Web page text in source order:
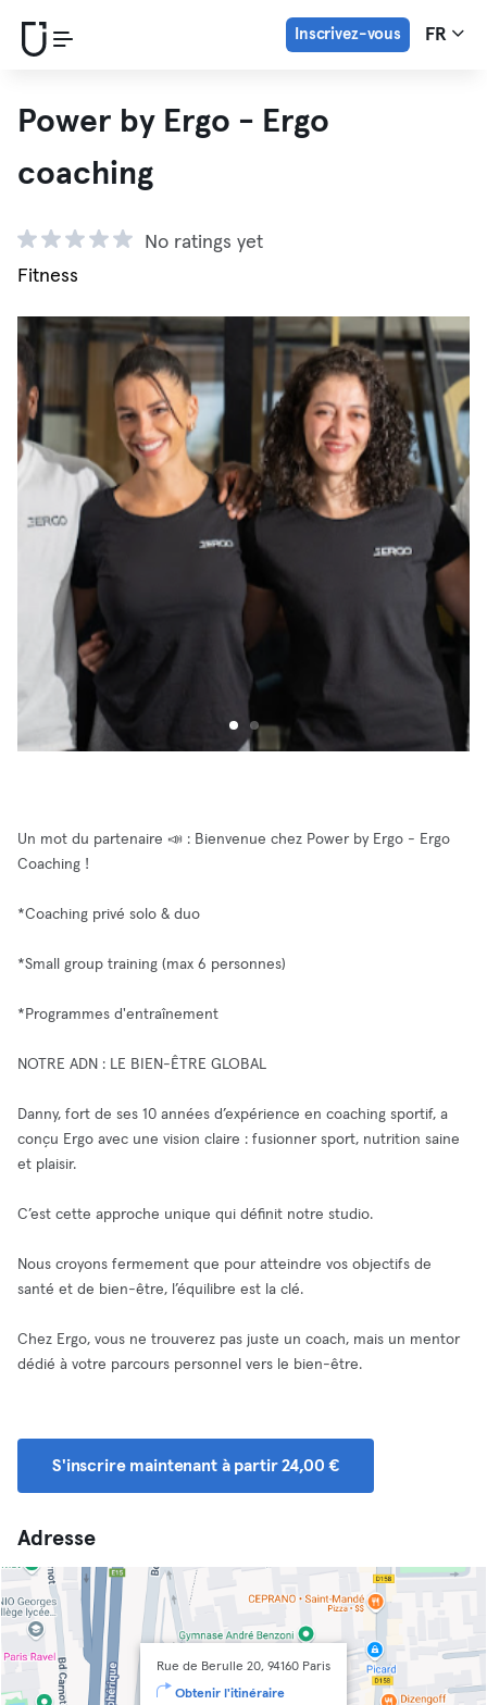
Inscrivez-vous FR
Power by Ergo - Ergo
coaching
No ratings yet
Fitness
Un mot du partenaire 📣 : Bienvenue chez Power by Ergo - Ergo
Coaching !
*Coaching privé solo & duo
*Small group training (max 6 personnes)
*Programmes d'entraînement
NOTRE ADN : LE BIEN-ÊTRE GLOBAL
Danny, fort de ses 10 années d’expérience en coaching sportif, a
conçu Ergo avec une vision claire : fusionner sport, nutrition saine
et plaisir.
C’est cette approche unique qui définit notre studio.
Nous croyons fermement que pour atteindre vos objectifs de
santé et de bien-être, l’équilibre est la clé.
Chez Ergo, vous ne trouverez pas juste un coach, mais un mentor
dédié à votre parcours personnel vers le bien-être.
S'inscrire maintenant à partir 24,00 €
Adresse
Rue de Berulle 20, 94160 Paris
Obtenir l'itinéraire